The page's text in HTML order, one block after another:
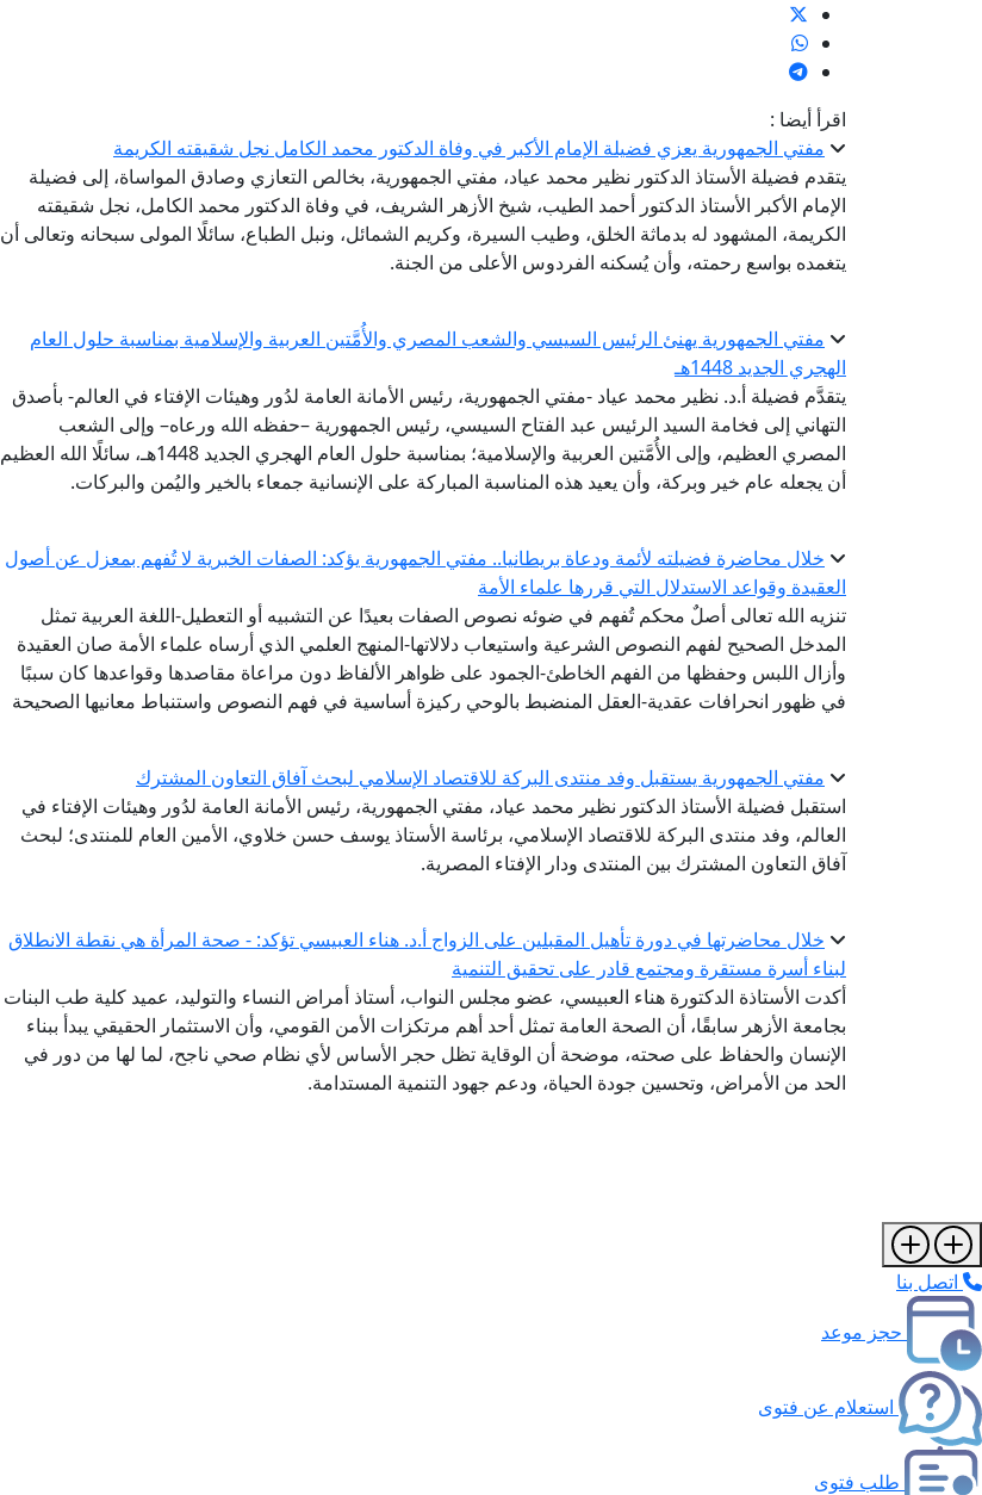
اقرأ أيضا :
مفتي الجمهورية يعزي فضيلة الإمام الأكبر في وفاة الدكتور محمد الكامل نجل شقيقته الكريمة
يتقدم فضيلة الأستاذ الدكتور نظير محمد عياد، مفتي الجمهورية، بخالص التعازي وصادق المواساة، إلى فضيلة
الإمام الأكبر الأستاذ الدكتور أحمد الطيب، شيخ الأزهر الشريف، في وفاة الدكتور محمد الكامل، نجل شقيقته
الكريمة، المشهود له بدماثة الخلق، وطيب السيرة، وكريم الشمائل، ونبل الطباع، سائلًا المولى سبحانه وتعالى أن
يتغمده بواسع رحمته، وأن يُسكنه الفردوس الأعلى من الجنة.
مفتي الجمهورية يهنئ الرئيس السيسي والشعب المصري والأُمَّتين العربية والإسلامية بمناسبة حلول العام
الهجري الجديد 1448هـ
يتقدَّم فضيلة أ.د. نظير محمد عياد -مفتي الجمهورية، رئيس الأمانة العامة لدُور وهيئات الإفتاء في العالم- بأصدق
التهاني إلى فخامة السيد الرئيس عبد الفتاح السيسي، رئيس الجمهورية –حفظه الله ورعاه– وإلى الشعب
المصري العظيم، وإلى الأُمَّتين العربية والإسلامية؛ بمناسبة حلول العام الهجري الجديد 1448هـ، سائلًا الله العظيم
أن يجعله عام خير وبركة، وأن يعيد هذه المناسبة المباركة على الإنسانية جمعاء بالخير واليُمن والبركات.
خلال محاضرة فضيلته لأئمة ودعاة بريطانيا.. مفتي الجمهورية يؤكد: الصفات الخبرية لا تُفهم بمعزل عن أصول
العقيدة وقواعد الاستدلال التي قررها علماء الأمة
تنزيه الله تعالى أصلٌ محكم تُفهم في ضوئه نصوص الصفات بعيدًا عن التشبيه أو التعطيل-اللغة العربية تمثل
المدخل الصحيح لفهم النصوص الشرعية واستيعاب دلالاتها-المنهج العلمي الذي أرساه علماء الأمة صان العقيدة
وأزال اللبس وحفظها من الفهم الخاطئ-الجمود على ظواهر الألفاظ دون مراعاة مقاصدها وقواعدها كان سببًا
في ظهور انحرافات عقدية-العقل المنضبط بالوحي ركيزة أساسية في فهم النصوص واستنباط معانيها الصحيحة
مفتي الجمهورية يستقبل وفد منتدى البركة للاقتصاد الإسلامي لبحث آفاق التعاون المشترك
استقبل فضيلة الأستاذ الدكتور نظير محمد عياد، مفتي الجمهورية، رئيس الأمانة العامة لدُور وهيئات الإفتاء في
العالم، وفد منتدى البركة للاقتصاد الإسلامي، برئاسة الأستاذ يوسف حسن خلاوي، الأمين العام للمنتدى؛ لبحث
آفاق التعاون المشترك بين المنتدى ودار الإفتاء المصرية.
خلال محاضرتها في دورة تأهيل المقبلين على الزواج أ.د. هناء العبيسي تؤكد: - صحة المرأة هي نقطة الانطلاق
لبناء أسرة مستقرة ومجتمع قادر على تحقيق التنمية
أكدت الأستاذة الدكتورة هناء العبيسي، عضو مجلس النواب، أستاذ أمراض النساء والتوليد، عميد كلية طب البنات
بجامعة الأزهر سابقًا، أن الصحة العامة تمثل أحد أهم مرتكزات الأمن القومي، وأن الاستثمار الحقيقي يبدأ ببناء
الإنسان والحفاظ على صحته، موضحة أن الوقاية تظل حجر الأساس لأي نظام صحي ناجح، لما لها من دور في
الحد من الأمراض، وتحسين جودة الحياة، ودعم جهود التنمية المستدامة.
اتصل بنا
حجز موعد
استعلام عن فتوى
طلب فتوى